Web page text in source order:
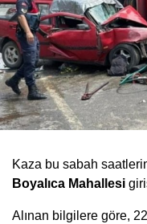
Kaza bu sabah
Boyalıca Mahallesi
Alınan bilgilere göre,